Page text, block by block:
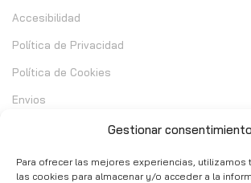
Gestionar consentimiento
Para ofrecer las mejores experiencias, utilizamos
las cookies para almacenar y/o acceder a la
Accesibilidad
Política de Privacidad
Política de Cookies
Envios